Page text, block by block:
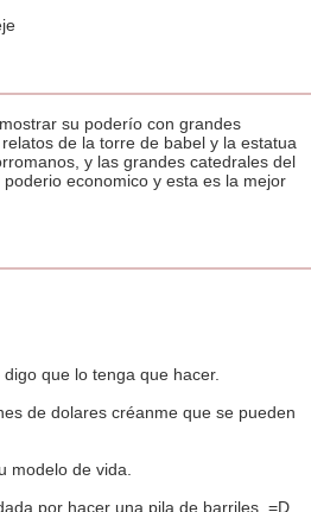
su poderío con grandes
de la torre de babel y la estatua
y las grandes catedrales del
economico y esta es la mejor
que lo tenga que hacer.
de dolares créanme que se pueden
modelo de vida.
por hacer una pila de barriles. =D